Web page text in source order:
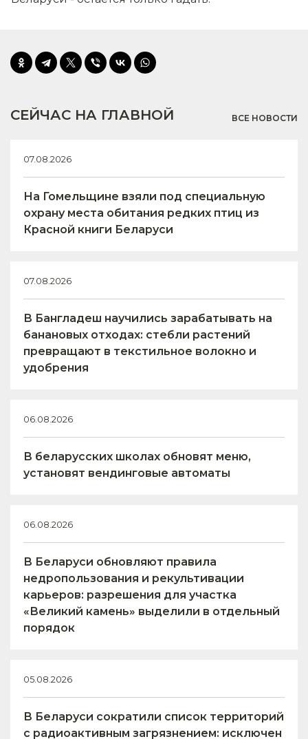
СЕЙЧАС НА ГЛАВНОЙ ВСЕ НОВОСТИ
07.08.2026
На Гомельщине взяли под специальную
охрану места обитания редких птиц из
Красной книги Беларуси
07.08.2026
В Бангладеш научились зарабатывать на
банановых отходах: стебли растений
превращают в текстильное волокно и
удобрения
06.08.2026
В беларусских школах обновят меню,
установят вендинговые автоматы
06.08.2026
В Беларуси обновляют правила
недропользования и рекультивации
карьеров: разрешения для участка
«Великий камень» выделили в отдельный
порядок
05.08.2026
В Беларуси сократили список территорий
с радиоактивным загрязнением: исключен